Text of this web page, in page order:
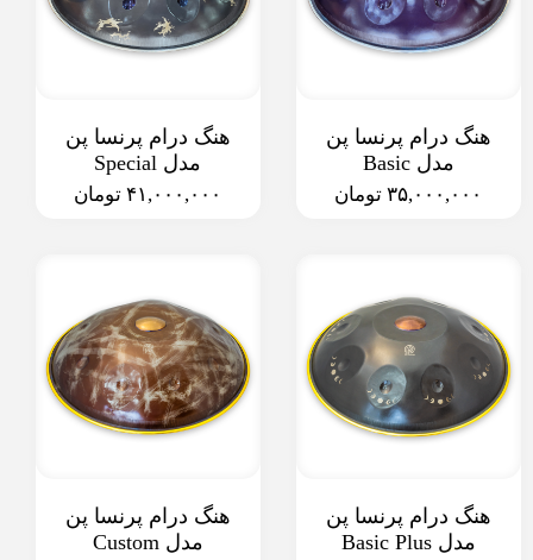
هنگ درام پرنسا پن
مدل Basic
۳۵,۰۰۰,۰۰۰ تومان
هنگ درام پرنسا پن
مدل Special
۴۱,۰۰۰,۰۰۰ تومان
هنگ درام پرنسا پن
مدل Basic Plus
هنگ درام پرنسا پن
مدل Custom